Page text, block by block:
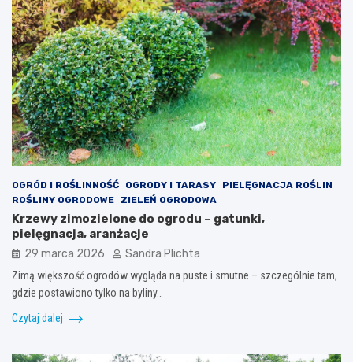
OGRÓD I ROŚLINNOŚĆ OGRODY I TARASY
PIELĘGNACJA ROŚLIN
ROŚLINY OGRODOWE
ZIELEŃ OGRODOWA
Krzewy zimozielone do ogrodu – gatunki,
pielęgnacja, aranżacje
29 marca 2026 Sandra Plichta
Zimą większość ogrodów wygląda na puste i smutne – szczególnie tam,
gdzie postawiono tylko na byliny…
Czytaj dalej